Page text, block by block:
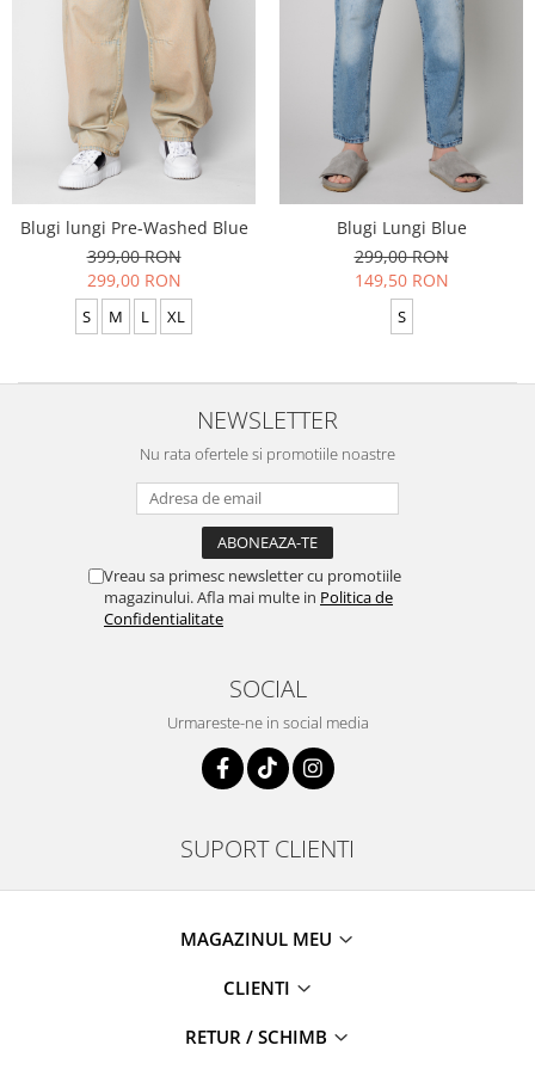
Blugi lungi Pre-Washed Blue
399,00 RON
299,00 RON
S M L XL
Blugi Lungi Blue
299,00 RON
149,50 RON
S
NEWSLETTER
Nu rata ofertele si promotiile noastre
Vreau sa primesc newsletter cu promotiile
magazinului. Afla mai multe in Politica de
Confidentialitate
SOCIAL
Urmareste-ne in social media
SUPORT CLIENTI
MAGAZINUL MEU
CLIENTI
RETUR / SCHIMB